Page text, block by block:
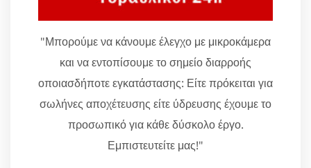
"Μπορούμε να κάνουμε έλεγχο με μικροκάμερα
και να εντοπίσουμε το σημείο διαρροής
οποιασδήποτε εγκατάστασης: Είτε πρόκειται για
σωλήνες αποχέτευσης είτε ύδρευσης έχουμε το
προσωπικό για κάθε δύσκολο έργο.
Εμπιστευτείτε μας!"